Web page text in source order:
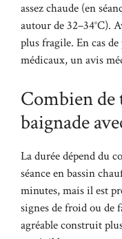
assez chaude (en
autour de 32–34°C).
plus fragile. En cas
médicaux, un avis
Combien
baignade
La durée dépend du
séance en bassin
minutes, mais il est
signes de froid ou de
agréable construit